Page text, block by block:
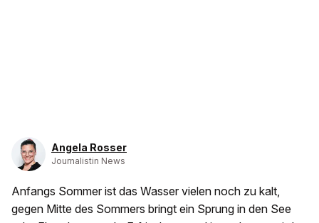
Angela Rosser
Journalistin News
Anfangs Sommer ist das Wasser vielen noch zu kalt,
gegen Mitte des Sommers bringt ein Sprung in den See